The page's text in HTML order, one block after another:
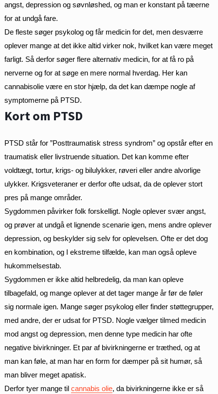
angst, depression og søvnløshed, og man er konstant på tæerne
for at undgå fare.
De fleste søger psykolog og får medicin for det, men desværre
oplever mange at det ikke altid virker nok, hvilket kan være meget
farligt. Så derfor søger flere alternativ medicin, for at få ro på
nerverne og for at søge en mere normal hverdag. Her kan
cannabisolie være en stor hjælp, da det kan dæmpe nogle af
symptomerne på PTSD.
Kort om PTSD
PTSD står for ”Posttraumatisk stress syndrom” og opstår efter en
traumatisk eller livstruende situation. Det kan komme efter
voldtægt, tortur, krigs- og bilulykker, røveri eller andre alvorlige
ulykker. Krigsveteraner er derfor ofte udsat, da de oplever stort
pres på mange områder.
Sygdommen påvirker folk forskelligt. Nogle oplever svær angst,
og prøver at undgå et lignende scenarie igen, mens andre oplever
depression, og beskylder sig selv for oplevelsen. Ofte er det dog
en kombination, og I ekstreme tilfælde, kan man også opleve
hukommelsestab.
Sygdommen er ikke altid helbredelig, da man kan opleve
tilbagefald, og mange oplever at det tager mange år før de føler
sig normale igen. Mange søger psykolog eller finder støttegrupper,
med andre, der er udsat for PTSD. Nogle vælger tilmed medicin
mod angst og depression, men denne type medicin har ofte
negative bivirkninger. Et par af bivirkningerne er træthed, og at
man kan føle, at man har en form for dæmper på sit humør, så
man bliver meget apatisk.
Derfor tyer mange til cannabis olie, da bivirkningerne ikke er så